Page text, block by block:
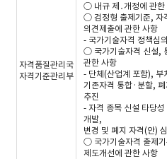
자격품질관리국
자격기준관리부
○ 내규 제․개정에 관한
○ 검정형 출제기준, 자
의견제출에 관한 사항
- 국가기술자격 정책심
○ 국가기술자격 신설,
관한 사항
- 단체(산업계 포함), 부
기존자격 통합·분할,
추진
- 자격 종목 신설 타당
개발,
변경 및 폐지 자격(안)
○ 국가기술자격 출제
제도개선에 관한 사항